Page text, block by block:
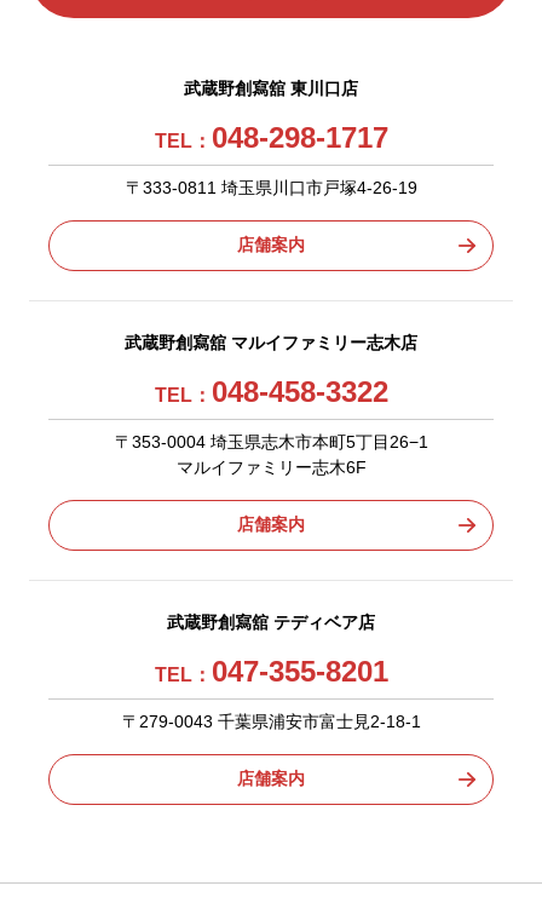
武蔵野創寫舘 東川口店
TEL： 048-298-1717
〒333-0811 埼玉県川口市戸塚4-26-19
店舗案内
武蔵野創寫舘 マルイファミリー志木店
TEL： 048-458-3322
〒353-0004 埼玉県志木市本町5丁目26−1
マルイファミリー志木6F
店舗案内
武蔵野創寫舘 テディベア店
TEL： 047-355-8201
〒279-0043 千葉県浦安市富士見2-18-1
店舗案内